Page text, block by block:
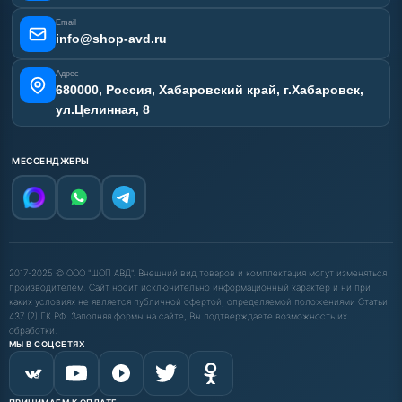
Email
info@shop-avd.ru
Адрес
680000, Россия, Хабаровский край, г.Хабаровск,
ул.Целинная, 8
МЕССЕНДЖЕРЫ
2017-2025 © ООО "ШОП АВД". Внешний вид товаров и комплектация могут изменяться
производителем. Сайт носит исключительно информационный характер и ни при
каких условиях не является публичной офертой, определяемой положениями Статьи
437 (2) ГК РФ. Заполняя формы на сайте, Вы подтверждаете возможность их
обработки.
МЫ В СОЦСЕТЯХ